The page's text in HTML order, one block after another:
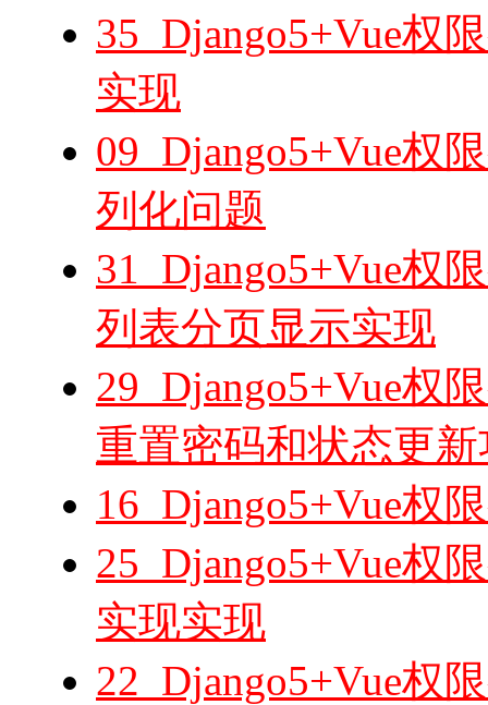
35_Django5+Vue权
实现
09_Django5+Vue权
列化问题
31_Django5+Vue权
列表分页显示实现
29_Django5+Vue权
重置密码和状态更
16_Django5+Vue权
25_Django5+Vue权
实现实现
22_Django5+Vue权